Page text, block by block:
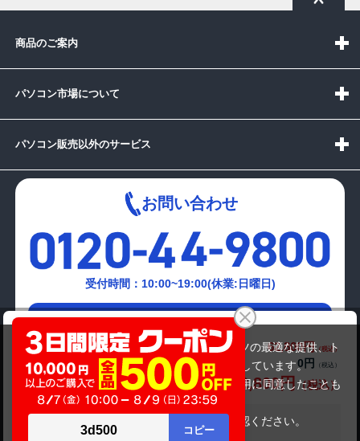
DELL OptiPlex 5080（第10世代CPU）
商品価格(税込) 62,800円
オプション小計価格(税込)
0円
商品合計価格(税込)
62,800円
在庫がありません
商品のご案内
パソコン市場について
パソコン販売以外のサービス
お問い合わせ
受付時間：10:00~19:00(休業:日曜日)
メールでの
お問い合わせはこちら
当サイトでは利用体験の向上およびコンテンツの最適な提供、ト
ラフィックの分析を目的としてCookieを使用しています。
サイトの閲覧を継続された場合、Cookieの利用に同意したことも
のといたします。
をご確認ください。